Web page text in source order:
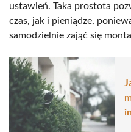
ustawień. Taka prostota
czas, jak i pieniądze,
samodzielnie zająć się